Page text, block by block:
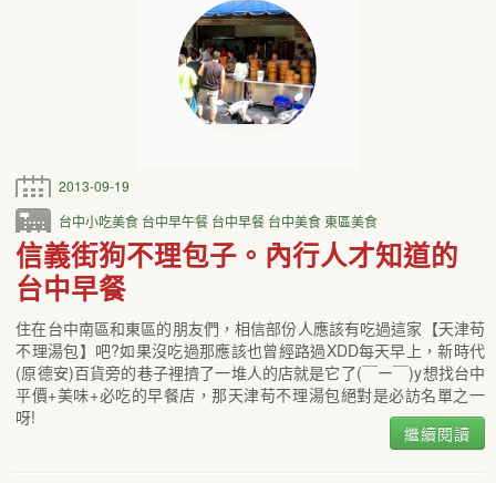
2013-09-19
台中小吃美食 台中早午餐 台中早餐 台中美食東區美食
信義街狗不理包子。內行人才知道的
台中早餐
住在台中南區和東區的朋友們，相信部份人應該有吃過這家【天津苟
不理湯包】吧?如果沒吃過那應該也曾經路過XDD每天早上，新時代
(原德安)百貨旁的巷子裡擠了一堆人的店就是它了(￣ー￣)y想找台中
平價+美味+必吃的早餐店，那天津苟不理湯包絕對是必訪名單之一
呀!
繼續閱讀